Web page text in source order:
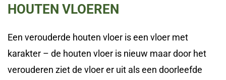
HOUTEN VLOEREN
Een verouderde houten vloer is een vloer met
karakter – de houten vloer is nieuw maar door het
verouderen ziet de vloer er uit als een doorleefde